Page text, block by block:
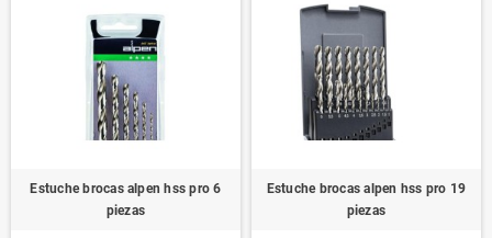
Estuche brocas alpen hss pro 6
piezas
Estuche brocas alpen hss pro 19
piezas